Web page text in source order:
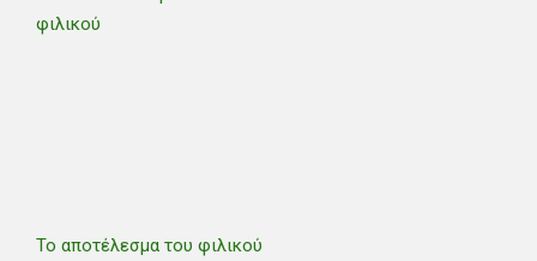
Το αποτέλεσμα του φιλικού